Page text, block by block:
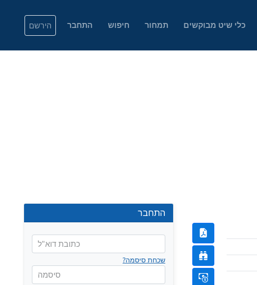
כלי שיט מבוקשים תמחור חיפוש התחבר הירשם
התחבר
כתובת דוא"ל
סיסמה
שכחת סיסמה?